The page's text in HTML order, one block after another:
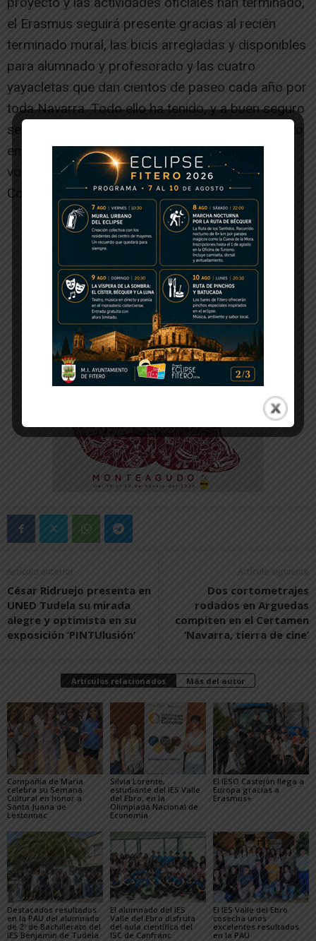
el Erasmus seguirá presente gracias al recién
terminado mural, las bicis arregladas y disponibles
para alumnado y profesorado y las cuatro
yayacletas que dan cientos de paseo cada año por
toda Navarra. Todo ello ha tenido, y a buen seguro
seguirá teniendo, un profundo y duradero impacto
en la comunidad educativa del IES Alhama, en el
voluntariado de Biciclistas y, por ende, en toda
Corella.
-- Publicidad --
Artículo anterior
César Ridruejo presenta en
UNED Tudela su mirada
alegre y optimista en su
exposición ‘PINTUlusión’
Artículo siguiente
Dos cortometrajes
rodados en Arguedas
compiten en el Certamen
‘Navarra, tierra de cine’
Artículos relacionados Más del autor
Compañía de María
celebra su Semana
Cultural en honor a
Santa Juana de
Lestonnac
Silvia Lorente,
estudiante del IES Valle
del Ebro, en la
Olimpiada Nacional de
Economía
El IESO Castejón llega a
Europa gracias a
Erasmus+
Destacados resultados
en la PAU del alumnado
de 2º de Bachillerato del
IES Benjamín de Tudela
El alumnado del IES
Valle del Ebro disfruta
del aula científica del
lSC de Canfranc
El IES Valle del Ebro
cosecha unos
excelentes resultados
en la PAU